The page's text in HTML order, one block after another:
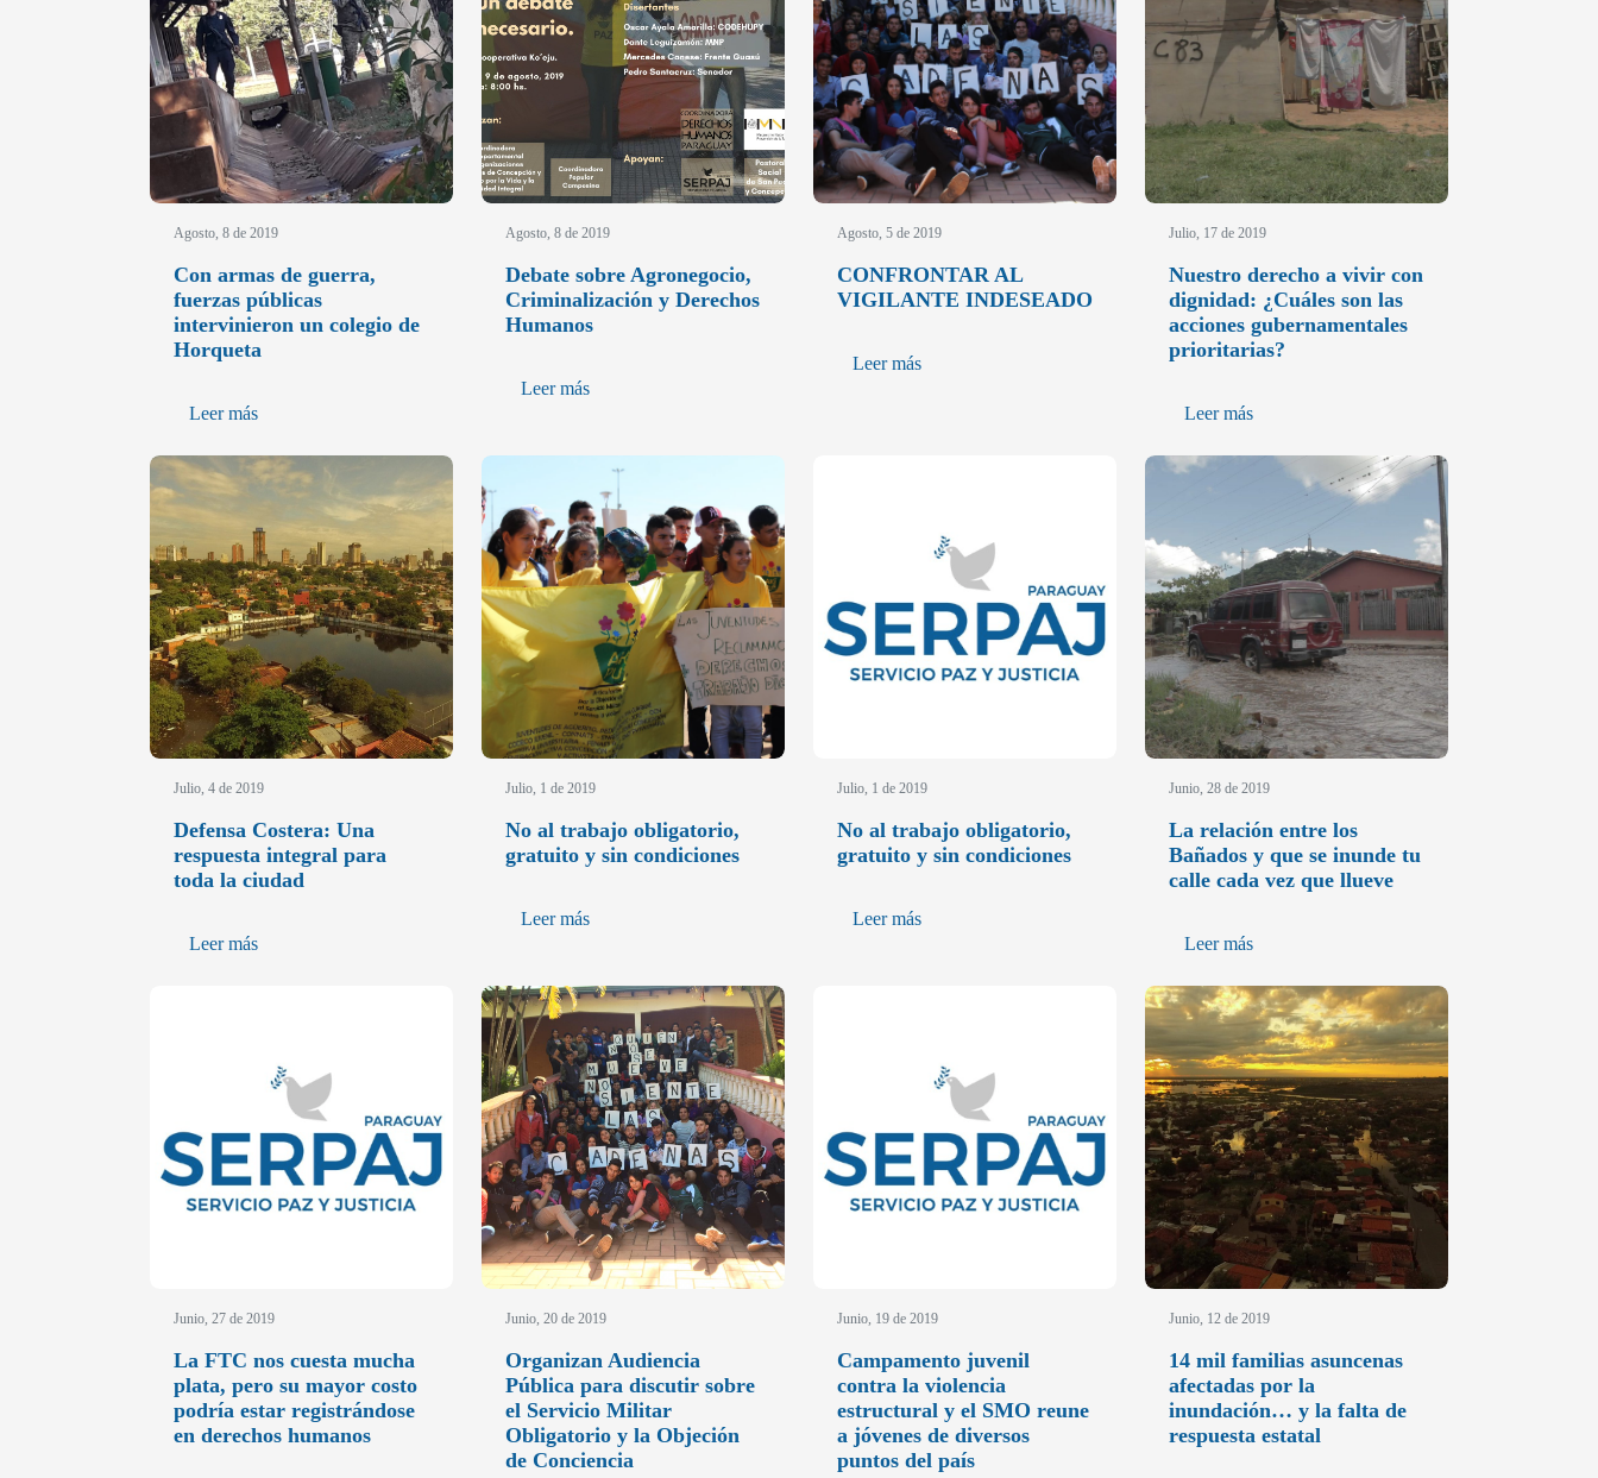
Agosto, 8 de 2019
Con armas de guerra,
fuerzas públicas
intervinieron un colegio de
Horqueta
Leer más
Agosto, 8 de 2019
Debate sobre Agronegocio,
Criminalización y Derechos
Humanos
Leer más
Agosto, 5 de 2019
CONFRONTAR AL
VIGILANTE INDESEADO
Leer más
Julio, 17 de 2019
Nuestro derecho a vivir con
dignidad: ¿Cuáles son las
acciones gubernamentales
prioritarias?
Leer más
Julio, 4 de 2019
Defensa Costera: Una
respuesta integral para
toda la ciudad
Leer más
Julio, 1 de 2019
No al trabajo obligatorio,
gratuito y sin condiciones
Leer más
Julio, 1 de 2019
No al trabajo obligatorio,
gratuito y sin condiciones
Leer más
Junio, 28 de 2019
La relación entre los
Bañados y que se inunde tu
calle cada vez que llueve
Leer más
Junio, 27 de 2019
La FTC nos cuesta mucha
plata, pero su mayor costo
podría estar registrándose
en derechos humanos
Junio, 20 de 2019
Organizan Audiencia
Pública para discutir sobre
el Servicio Militar
Obligatorio y la Objeción
de Conciencia
Junio, 19 de 2019
Campamento juvenil
contra la violencia
estructural y el SMO reune
a jóvenes de diversos
puntos del país
Junio, 12 de 2019
14 mil familias asuncenas
afectadas por la
inundación… y la falta de
respuesta estatal